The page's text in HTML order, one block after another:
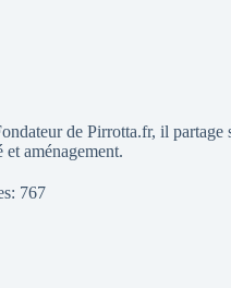
de Pirrotta.fr, il partage
aménagement.
767